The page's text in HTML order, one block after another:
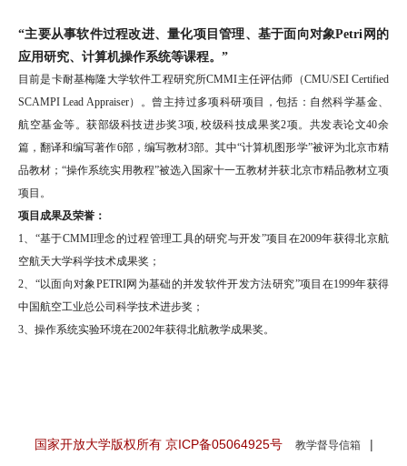
“主要从事软件过程改进、量化项目管理、基于面向对象Petri网的
应用研究、计算机操作系统等课程。”
目前是卡耐基梅隆大学软件工程研究所CMMI主任评估师（CMU/SEI Certified
SCAMPI Lead Appraiser）。曾主持过多项科研项目，包括：自然科学基金、
航空基金等。获部级科技进步奖3项, 校级科技成果奖2项。共发表论文40余
篇，翻译和编写著作6部，编写教材3部。其中“计算机图形学”被评为北京市精
品教材；“操作系统实用教程”被选入国家十一五教材并获北京市精品教材立项
项目。
项目成果及荣誉：
1、“基于CMMI理念的过程管理工具的研究与开发”项目在2009年获得北京航
空航天大学科学技术成果奖；
2、“以面向对象PETRI网为基础的并发软件开发方法研究”项目在1999年获得
中国航空工业总公司科学技术进步奖；
3、操作系统实验环境在2002年获得北航教学成果奖。
国家开放大学版权所有 京ICP备05064925号 教学督导信箱
|